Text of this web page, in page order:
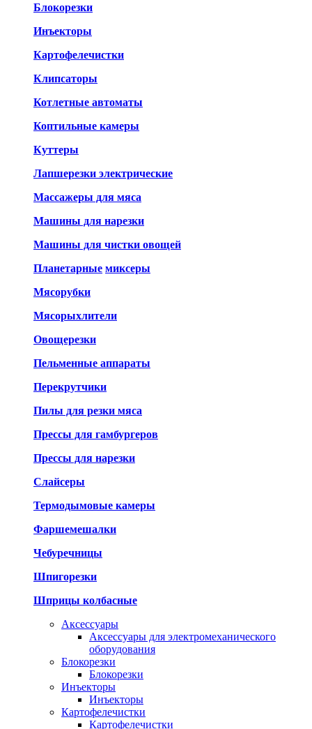
Блокорезки
Инъекторы
Картофелечистки
Клипсаторы
Котлетные автоматы
Коптильные камеры
Куттеры
Лапшерезки электрические
Массажеры для мяса
Машины для нарезки
Машины для чистки овощей
Планетарные миксеры
Мясорубки
Мясорыхлители
Овощерезки
Пельменные аппараты
Перекрутчики
Пилы для резки мяса
Прессы для гамбургеров
Прессы для нарезки
Слайсеры
Термодымовые камеры
Фаршемешалки
Чебуречницы
Шпигорезки
Шприцы колбасные
Аксессуары
Аксессуары для электромеханического
оборудования
Блокорезки
Блокорезки
Инъекторы
Инъекторы
Картофелечистки
Картофелечистки